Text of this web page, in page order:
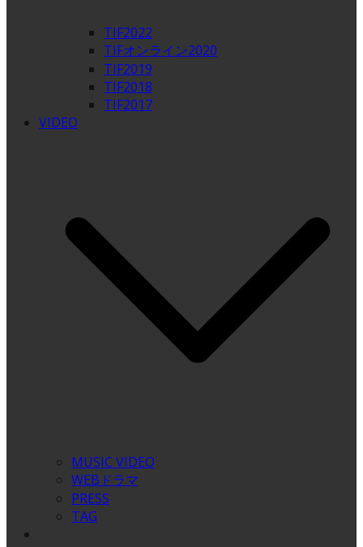
TIF2022
TIFオンライン2020
TIF2019
TIF2018
TIF2017
VIDEO
MUSIC VIDEO
WEBドラマ
PRESS
TAG